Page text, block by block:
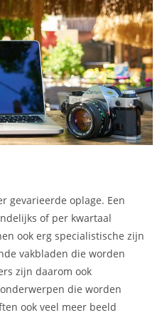
gevarieerde oplage. Een
of per kwartaal
ook erg specialistische zijn
vakbladen die worden
zijn daarom ook
die worden
ook veel meer beeld